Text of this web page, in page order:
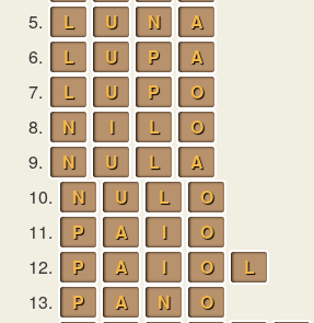
5.
L U N
A
6.
L U P
A
7.
L U P
O
8.
N I L
O
9.
N U L
A
10.
N U L
O
11.
P A I
O
12.
P A I O
L
13.
P A N
O